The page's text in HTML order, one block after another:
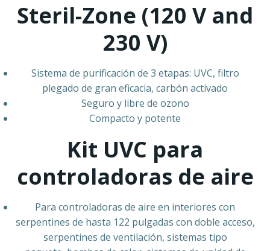
Steril-Zone (120 V and
230 V)
Sistema de purificación de 3 etapas: UVC, filtro
plegado de gran eficacia, carbón activado
Seguro y libre de ozono
Compacto y potente
Kit UVC para
controladoras de aire
Para controladoras de aire en interiores con
serpentines de hasta 122 pulgadas con doble acceso,
serpentines de ventilación, sistemas tipo